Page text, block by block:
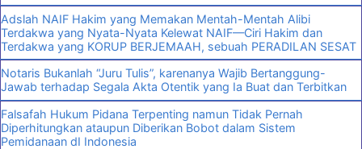
Adslah NAIF Hakim yang Memakan Mentah-Mentah Alibi
Terdakwa yang Nyata-Nyata Kelewat NAIF—Ciri Hakim dan
Terdakwa yang KORUP BERJEMAAH, sebuah PERADILAN SESAT
Notaris Bukanlah “Juru Tulis”, karenanya Wajib Bertanggung-
Jawab terhadap Segala Akta Otentik yang Ia Buat dan Terbitkan
Falsafah Hukum Pidana Terpenting namun Tidak Pernah
Diperhitungkan ataupun Diberikan Bobot dalam Sistem
Pemidanaan dI Indonesia